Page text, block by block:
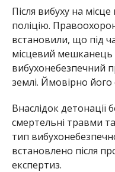
Після вибуху на
поліцію.
встановили, що під
місцевий мешканець
вибухонебезпечний
землі. Ймовірно
Внаслідок детонації
смертельні травми
тип
встановлено після
експертиз.